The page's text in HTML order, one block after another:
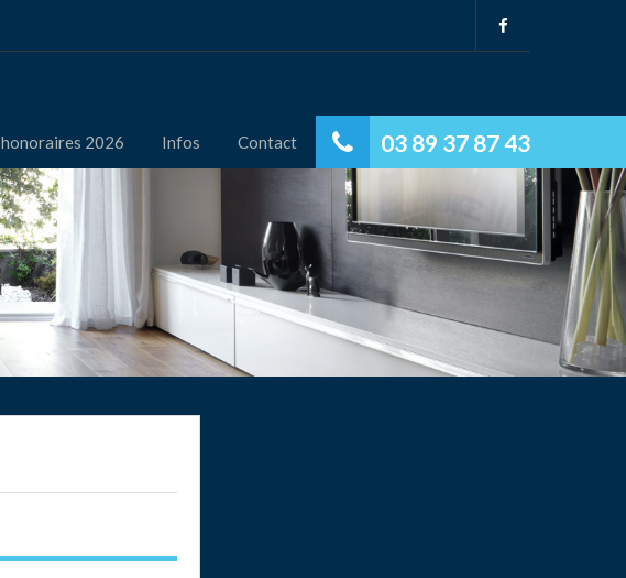
03 89 37 87 43
2026 Infos Contact